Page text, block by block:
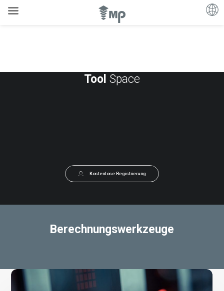
Tool Space
Kostenlose Registrierung
Berechnungswerkzeuge